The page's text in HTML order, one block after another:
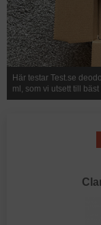
Här testar Test.se
ml, som vi utsett till bäst